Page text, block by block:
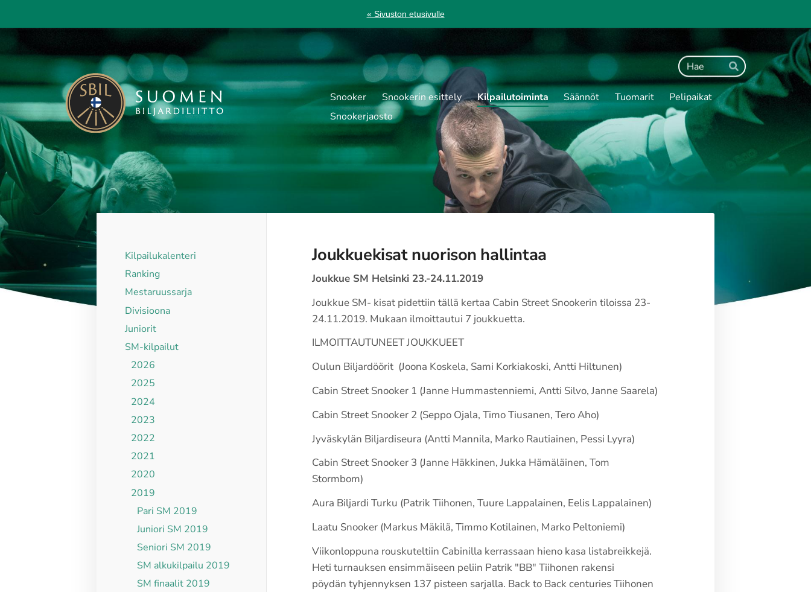
sivun
« Sivuston etusivulle
Haku
Hae
Suomen Biljardiliitto ry
Snooker Snookerin esittely Kilpailutoiminta Säännöt Tuomarit
Pelipaikat
Snookerjaosto
Kilpailukalenteri
Ranking
Mestaruussarja
Divisioona
Juniorit
SM-kilpailut
2026
2025
2024
2023
2022
2021
2020
2019
Pari SM 2019
Juniori SM 2019
Seniori SM 2019
SM alkukilpailu 2019
SM finaalit 2019
Joukkuekisat nuorison hallintaa
Joukkue SM Helsinki 23.-24.11.2019
Joukkue SM- kisat pidettiin tällä kertaa Cabin Street Snookerin tiloissa 23-
24.11.2019. Mukaan ilmoittautui 7 joukkuetta.
ILMOITTAUTUNEET JOUKKUEET
Oulun Biljardöörit (Joona Koskela, Sami Korkiakoski, Antti Hiltunen)
Cabin Street Snooker 1 (Janne Hummastenniemi, Antti Silvo, Janne Saarela)
Cabin Street Snooker 2 (Seppo Ojala, Timo Tiusanen, Tero Aho)
Jyväskylän Biljardiseura (Antti Mannila, Marko Rautiainen, Pessi Lyyra)
Cabin Street Snooker 3 (Janne Häkkinen, Jukka Hämäläinen, Tom
Stormbom)
Aura Biljardi Turku (Patrik Tiihonen, Tuure Lappalainen, Eelis Lappalainen)
Laatu Snooker (Markus Mäkilä, Timmo Kotilainen, Marko Peltoniemi)
Viikonloppuna rouskuteltiin Cabinilla kerrassaan hieno kasa listabreikkejä.
Heti turnauksen ensimmäiseen peliin Patrik "BB" Tiihonen rakensi
pöydän tyhjennyksen 137 pisteen sarjalla. Back to Back centuries Tiihonen